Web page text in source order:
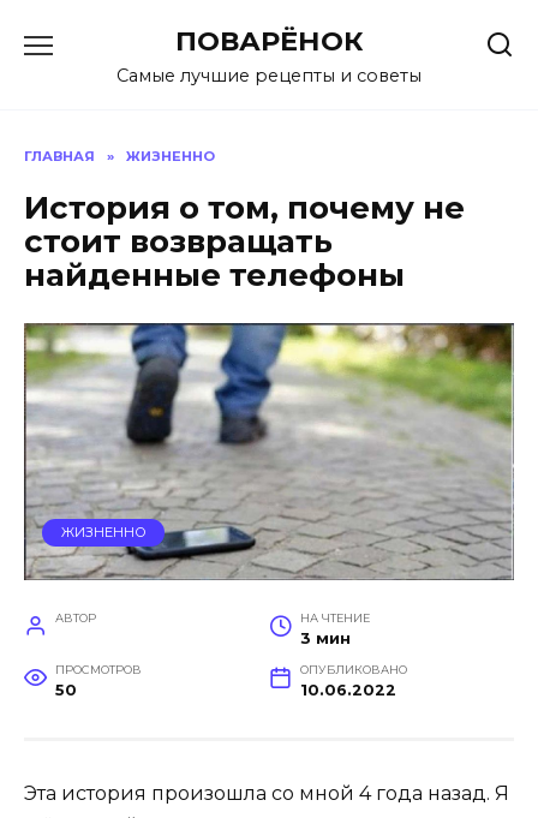
содержанию
ПОВАРЁНОК
Самые лучшие рецепты и советы
ГЛАВНАЯ » ЖИЗНЕННО
История о том, почему не
стоит возвращать
найденные телефоны
ЖИЗНЕННО
АВТОР НА ЧТЕНИЕ
3 мин
ПРОСМОТРОВ
50
ОПУБЛИКОВАНО
10.06.2022
Эта история произошла со мной 4 года назад. Я